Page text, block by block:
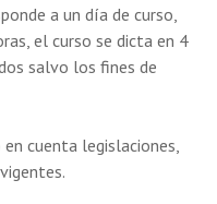
a un día de curso,
el curso se dicta en 4
salvo los fines de
en cuenta legislaciones,